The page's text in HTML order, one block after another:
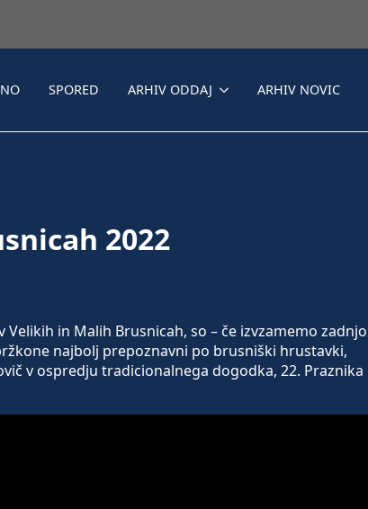
SPORED ARHIV ODDAJ ARHIV NOVIC
2022
Velikih in Malih Brusnicah, so – če izvzamemo zadnjo
najbolj prepoznavni po brusniški hrustavki,
v ospredju tradicionalnega dogodka, 22. Praznika